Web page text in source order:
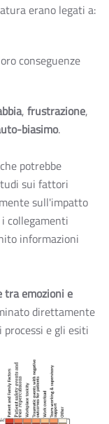
erano legati a:
conseguenze
, frustrazione,
biasimo.
potrebbe
sui fattori
sull'impatto
collegamenti
informazioni
tra emozioni e
direttamente
e gli esiti